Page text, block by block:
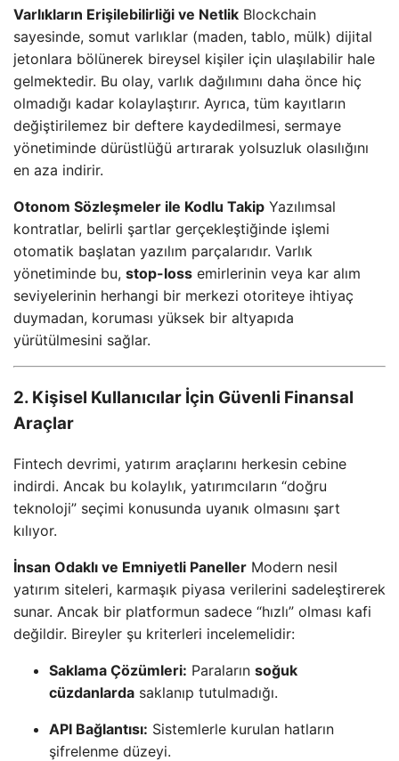
Varlıkların Erişilebilirliği ve Netlik Blockchain
sayesinde, somut varlıklar (maden, tablo, mülk) dijital
jetonlara bölünerek bireysel kişiler için ulaşılabilir hale
gelmektedir. Bu olay, varlık dağılımını daha önce hiç
olmadığı kadar kolaylaştırır. Ayrıca, tüm kayıtların
değiştirilemez bir deftere kaydedilmesi, sermaye
yönetiminde dürüstlüğü artırarak yolsuzluk olasılığını
en aza indirir.
Otonom Sözleşmeler ile Kodlu Takip Yazılımsal
kontratlar, belirli şartlar gerçekleştiğinde işlemi
otomatik başlatan yazılım parçalarıdır. Varlık
yönetiminde bu, stop-loss emirlerinin veya kar alım
seviyelerinin herhangi bir merkezi otoriteye ihtiyaç
duymadan, koruması yüksek bir altyapıda
yürütülmesini sağlar.
2. Kişisel Kullanıcılar İçin Güvenli Finansal
Araçlar
Fintech devrimi, yatırım araçlarını herkesin cebine
indirdi. Ancak bu kolaylık, yatırımcıların “doğru
teknoloji” seçimi konusunda uyanık olmasını şart
kılıyor.
İnsan Odaklı ve Emniyetli Paneller Modern nesil
yatırım siteleri, karmaşık piyasa verilerini sadeleştirerek
sunar. Ancak bir platformun sadece “hızlı” olması kafi
değildir. Bireyler şu kriterleri incelemelidir:
Saklama Çözümleri: Paraların soğuk
cüzdanlarda saklanıp tutulmadığı.
API Bağlantısı: Sistemlerle kurulan hatların
şifrelenme düzeyi.